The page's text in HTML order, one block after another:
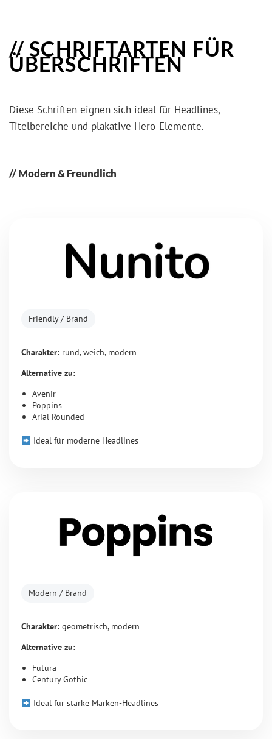
SCHRIFTARTEN FÜR
ÜBERSCHRIFTEN
Diese Schriften eignen sich ideal für Headlines,
Titelbereiche und plakative Hero-Elemente.
Modern & Freundlich
Friendly / Brand
Charakter: rund, weich, modern
Alternative zu:
Avenir
Poppins
Arial Rounded
Ideal für moderne Headlines
Modern / Brand
Charakter: geometrisch, modern
Alternative zu:
Futura
Century Gothic
Ideal für starke Marken-Headlines